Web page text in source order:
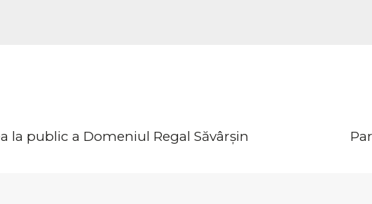
la public a Domeniul Regal Săvârşin